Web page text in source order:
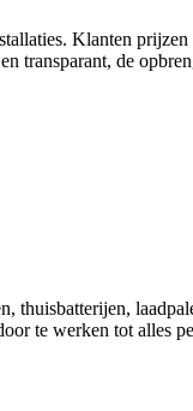
Klanten
transparant, de
te werken tot alles